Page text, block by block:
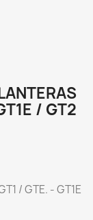
/ GT2
/ GTE. - GT1E